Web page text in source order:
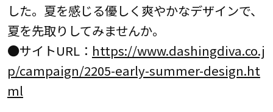
した。夏を感じる優しく爽やかなデザインで、
夏を先取りしてみませんか。
●サイトURL： https://www.dashingdiva.co.j
p/campaign/2205-early-summer-design.ht
ml